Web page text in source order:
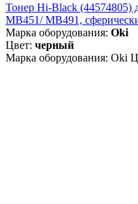
Тонер Hi-Black (44574805)
MB451/ MB491,
Марка оборудования: Oki
Цвет: черный
Марка оборудования: Oki